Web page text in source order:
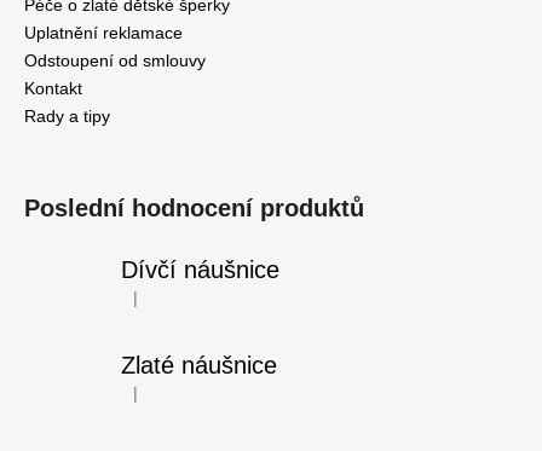
Péče o zlaté dětské šperky
Uplatnění reklamace
Odstoupení od smlouvy
Kontakt
Rady a tipy
Poslední hodnocení produktů
Dívčí náušnice
Hodnocení produktu je 5 z 5 hvězdiček.
|
Zlaté náušnice
Hodnocení produktu je 5 z 5 hvězdiček.
|